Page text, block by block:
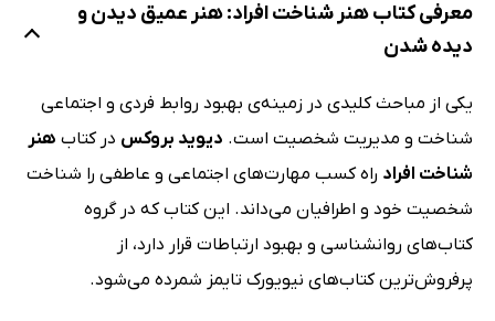
معرفی کتاب هنر شناخت افراد: هنر عمیق دیدن و
دیده شدن
یکی از مباحث کلیدی در زمینه‌ی بهبود روابط فردی و اجتماعی
شناخت و مدیریت شخصیت است. دیوید بروکس در کتاب هنر
شناخت افراد راه کسب مهارت‌های اجتماعی و عاطفی را شناخت
شخصیت خود و اطرافیان می‌داند. این کتاب که در گروه
کتاب‌های روانشناسی و بهبود ارتباطات قرار دارد، از
پرفروش‌ترین کتاب‌های نیویورک تایمز شمرده می‌شود.